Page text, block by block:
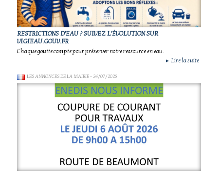
RESTRICTIONS D'EAU ? SUIVEZ L'ÉVOLUTION SUR
VIGIEAU.GOUV.FR
Chaque goutte compte pour préserver notre ressource en eau.
► Lire la suite
LES ANNONCES DE LA MAIRIE- 24/07/2026